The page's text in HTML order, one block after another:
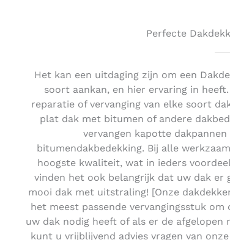
Perfecte
Het kan een uitdaging zijn om een
soort aankan, en hier ervaring in
reparatie of vervanging van elke soort
plat dak met bitumen of andere
vervangen kapotte
bitumendakbedekking. Bij alle
hoogste kwaliteit, wat in ieders
vinden het ook belangrijk dat uw dak er
mooi dak met uitstraling! [Onze
het meest passende vervangingsstuk
uw dak nodig heeft of als er de afgelopen
kunt u vrijblijvend advies vragen van